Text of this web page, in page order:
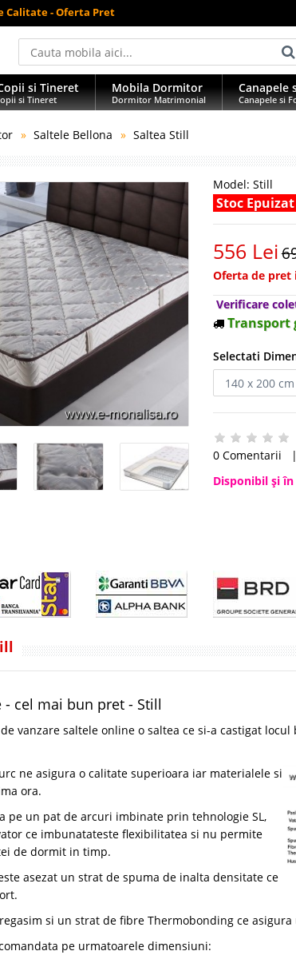
Calitate - Oferta Pret
si Tineret
si Tineret
Mobila Dormitor
Dormitor Matrimonial
Canapele
Canapele si
Saltele Bellona Saltea Still
Model: Still
Stoc
556 Lei
Oferta de
Verificare
Transport
Selectati
0 Comentarii
Disponibil şi
- cel mai bun pret - Still
vanzare saltele online o saltea ce si-a castigat
ne asigura o calitate superioara iar materialele si
ora.
pe un pat de arcuri imbinate prin tehnologie SL,
ce imbunatateste flexibilitatea si nu permite
de dormit in timp.
asezat un strat de spuma de inalta densitate ce
si un strat de fibre Thermobonding ce
pe urmatoarele dimensiuni: